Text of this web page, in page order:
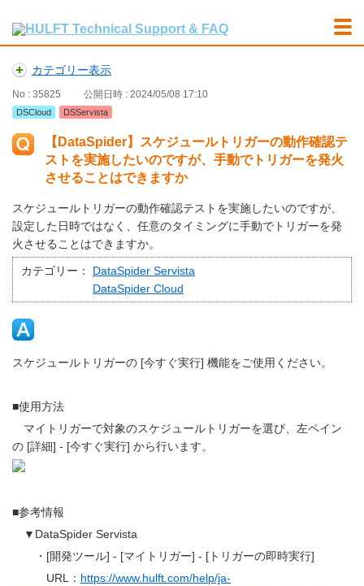
カテゴリー表示
No : 35825 公開日時 : 2024/05/08 17:10
DSCloud DSServista
【DataSpider】スケジュールトリガーの動作確認テ
ストを実施したいのですが、手動でトリガーを発火
させることはできますか
スケジュールトリガーの動作確認テストを実施したいのですが、
設定した日時ではなく、任意のタイミングに手動でトリガーを発
火させることはできますか。
カテゴリー：
DataSpider Servista
DataSpider Cloud
スケジュールトリガーの [今すぐ実行] 機能をご使用ください。
■使用方法
マイトリガーで対象のスケジュールトリガーを選び、左ペイン
の [詳細] - [今すぐ実行] から行います。
■参考情報
▼DataSpider Servista
・[開発ツール] - [マイトリガー] - [トリガーの即時実行]
URL： https://www.hulft.com/help/ja-